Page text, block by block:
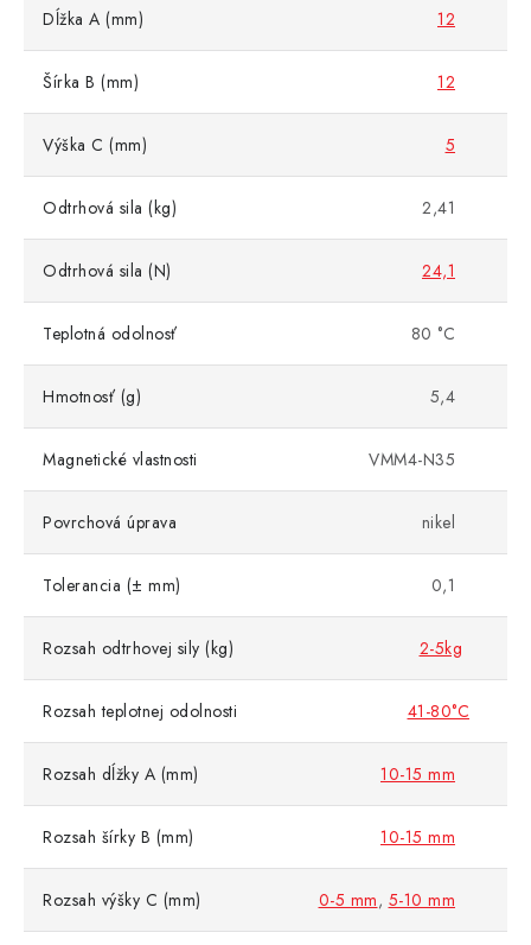
Dĺžka A (mm) 12
Šírka B (mm) 12
Výška C (mm) 5
Odtrhová sila (kg) 2,41
Odtrhová sila (N) 24,1
Teplotná odolnosť 80 °C
Hmotnosť (g) 5,4
Magnetické vlastnosti VMM4-N35
Povrchová úprava nikel
Tolerancia (± mm) 0,1
Rozsah odtrhovej sily (kg) 2-5kg
Rozsah teplotnej odolnosti 41-80°C
Rozsah dĺžky A (mm) 10-15 mm
Rozsah šírky B (mm) 10-15 mm
Rozsah výšky C (mm) 0-5 mm, 5-10 mm